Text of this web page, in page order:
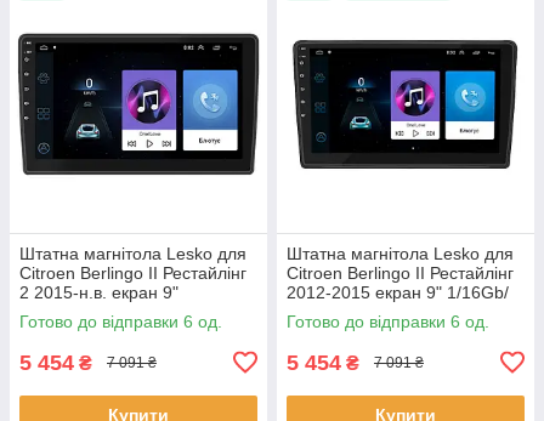
Штатна магнітола Lesko для
Citroen Berlingo II Рестайлінг
2 2015-н.в. екран 9"
1/16Gb/Wi-Fi GPS Optima 6шт
Готово до відправки 6 од.
5 454 ₴ 7 091 ₴
Купити
Штатна магнітола Lesko для
Citroen Berlingo II Рестайлінг
2012-2015 екран 9" 1/16Gb/
Wi-Fi GPS Optima 6шт
Готово до відправки 6 од.
5 454 ₴ 7 091 ₴
Купити